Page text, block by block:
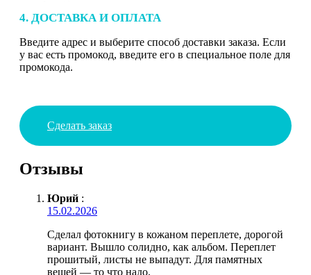
4. ДОСТАВКА И ОПЛАТА
Введите адрес и выберите способ доставки заказа. Если
у вас есть промокод, введите его в специальное поле для
промокода.
Сделать заказ
Отзывы
Юрий :
15.02.2026
Сделал фотокнигу в кожаном переплете, дорогой
вариант. Вышло солидно, как альбом. Переплет
прошитый, листы не выпадут. Для памятных
вещей — то что надо.